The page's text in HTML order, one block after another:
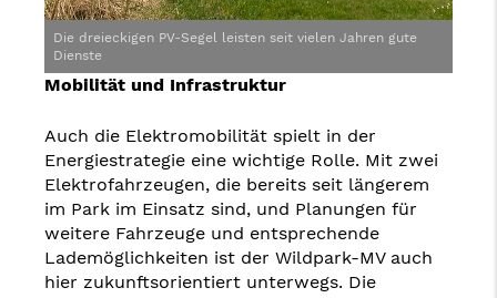
Mobilität und Infrastruktur
Auch die Elektromobilität spielt in der
Energiestrategie eine wichtige Rolle. Mit zwei
Elektrofahrzeugen, die bereits seit längerem
im Park im Einsatz sind, und Planungen für
weitere Fahrzeuge und entsprechende
Lademöglichkeiten ist der Wildpark-MV auch
hier zukunftsorientiert unterwegs. Die
Die dreieckigen PV-Segel leisten seit vielen Jahren gute
Dienste